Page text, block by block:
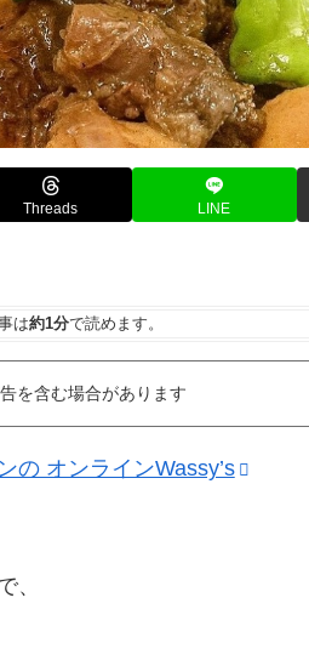
Threads LINE
は約1分で読めます。
を含む場合があります
の オンラインWassy’s
、